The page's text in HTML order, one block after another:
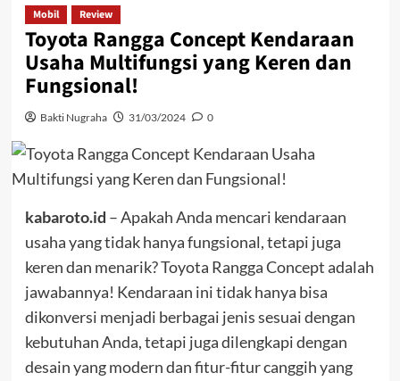
Mobil Review
Toyota Rangga Concept Kendaraan
Usaha Multifungsi yang Keren dan
Fungsional!
Bakti Nugraha 31/03/2024 0
kabaroto.id – Apakah Anda mencari kendaraan
usaha yang tidak hanya fungsional, tetapi juga
keren dan menarik? Toyota Rangga Concept adalah
jawabannya! Kendaraan ini tidak hanya bisa
dikonversi menjadi berbagai jenis sesuai dengan
kebutuhan Anda, tetapi juga dilengkapi dengan
desain yang modern dan fitur-fitur canggih yang